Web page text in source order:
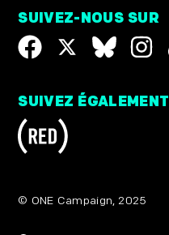
SUIVEZ-NOUS SUR
SUIVEZ ÉGALEMENT
© ONE Campaign, 2025